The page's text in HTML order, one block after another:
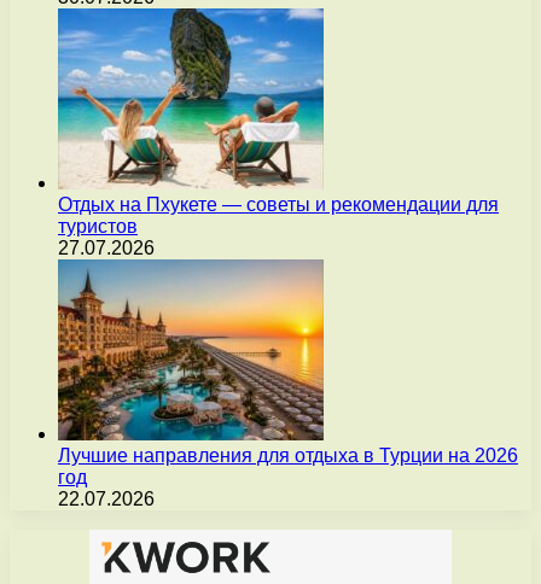
Отдых на Пхукете — советы и рекомендации для
туристов
27.07.2026
Лучшие направления для отдыха в Турции на 2026
год
22.07.2026